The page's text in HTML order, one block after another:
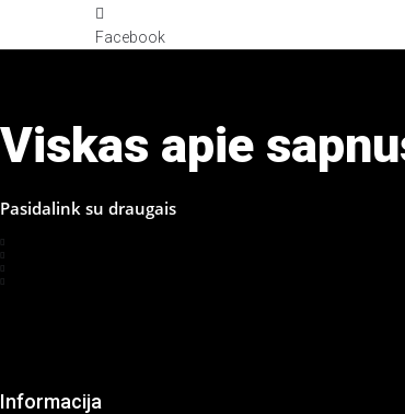
Facebook
Viskas apie
Pasidalink su draugais
Informacija